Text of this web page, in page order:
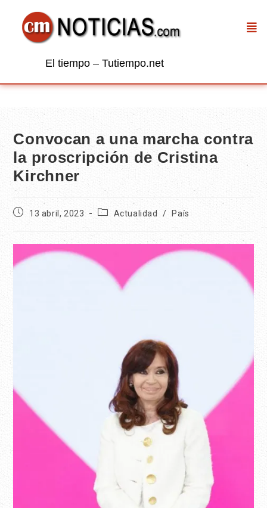
El tiempo – Tutiempo.net
Convocan a una marcha contra
la proscripción de Cristina
Kirchner
13 abril, 2023 Actualidad / País